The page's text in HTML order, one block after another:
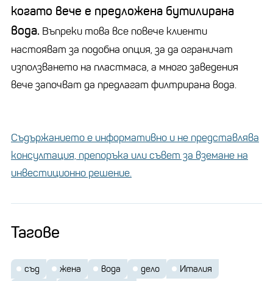
когато вече е предложена бутилирана
вода. Въпреки това все повече клиенти
настояват за подобна опция, за да ограничат
използването на пластмаса, а много заведения
вече започват да предлагат филтрирана вода.
Съдържанието е информативно и не представлява
консултация, препоръка или съвет за вземане на
инвестиционно решение.
Тагове
съд жена вода дело
Италия